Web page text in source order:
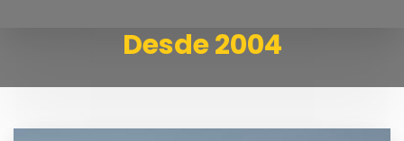
Desde 2004
20 anos de